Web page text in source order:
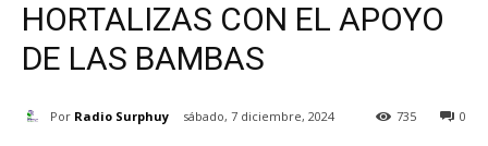
HORTALIZAS CON EL APOYO
DE LAS BAMBAS
Por Radio Surphuy sábado, 7 diciembre, 2024 0
735